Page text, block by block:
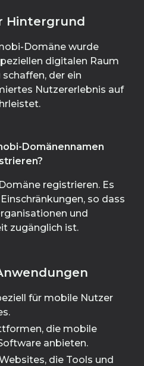
Hintergrund
Domäne wurde
digitalen Raum
der ein
Nutzererlebnis auf
Domänennamen
registrieren. Es
so dass
und
zugänglich ist.
für mobile Nutzer
die mobile
anbieten.
die Tools und